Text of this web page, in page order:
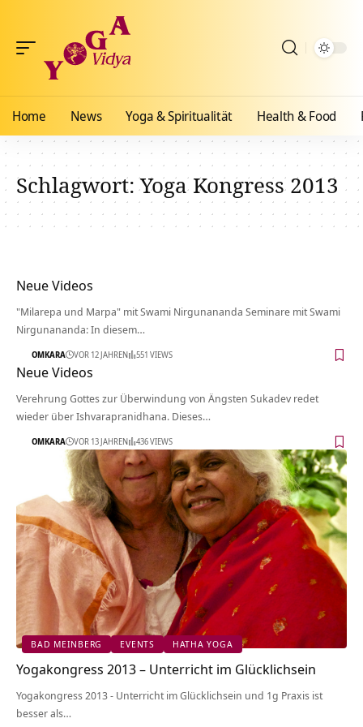
Home News Yoga & Spiritualität Health & Food
Schlagwort:Yoga Kongress 2013
Neue Videos
"Milarepa und Marpa" mit Swami Nirgunananda Seminare mit Swami
Nirgunananda: In diesem…
OMKARA VOR 12 JAHREN 551 VIEWS
Neue Videos
Verehrung Gottes zur Überwindung von Ängsten Sukadev redet
wieder über Ishvarapranidhana. Dieses…
OMKARA VOR 13 JAHREN 436 VIEWS
BAD MEINBERG EVENTS HATHA YOGA
Yogakongress 2013 – Unterricht im Glücklichsein
Yogakongress 2013 - Unterricht im Glücklichsein und 1g Praxis ist
besser als…